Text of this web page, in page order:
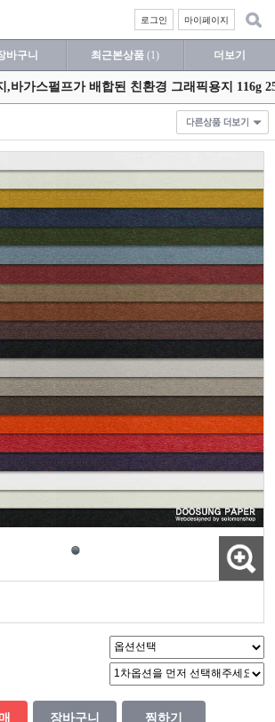
마이페이지
로그인
바구니 최근본상품 (1) 더보기
,바가스펄프가 배합된 친환경 그래픽용지 116g
장바구니 찜하기